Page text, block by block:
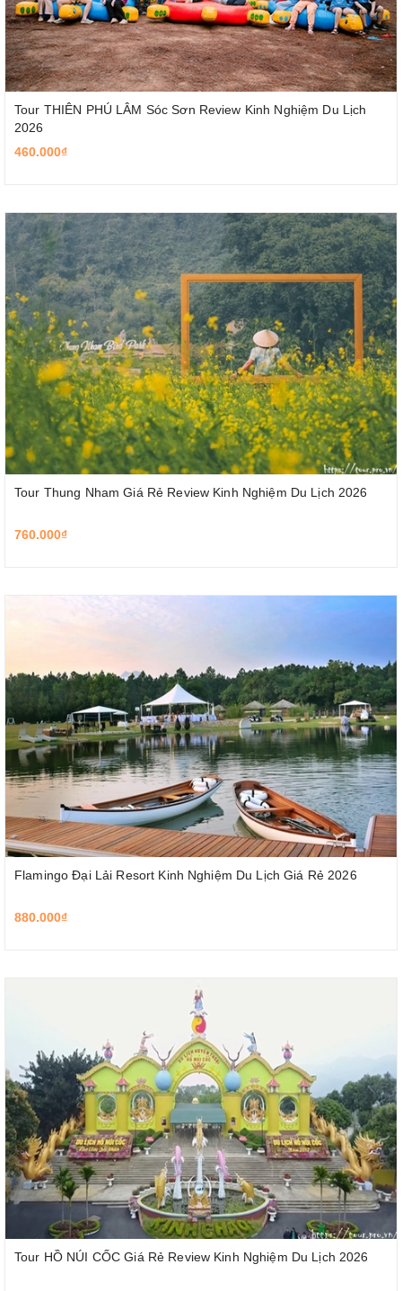
Tour THIÊN PHÚ LÂM Sóc Sơn Review Kinh Nghiệm Du Lịch
2026
460.000₫
Tour Thung Nham Giá Rẻ Review Kinh Nghiệm Du Lịch 2026
760.000₫
Flamingo Đại Lải Resort Kinh Nghiệm Du Lịch Giá Rẻ 2026
880.000₫
Tour HỒ NÚI CỐC Giá Rẻ Review Kinh Nghiệm Du Lịch 2026